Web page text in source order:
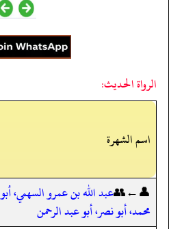
الرواة الحديث:
اسم الشهرة
👤←👥عبد الله بن عمرو السهمي، أبو
محمد، أبو نصر، أبو عبد الرحمن